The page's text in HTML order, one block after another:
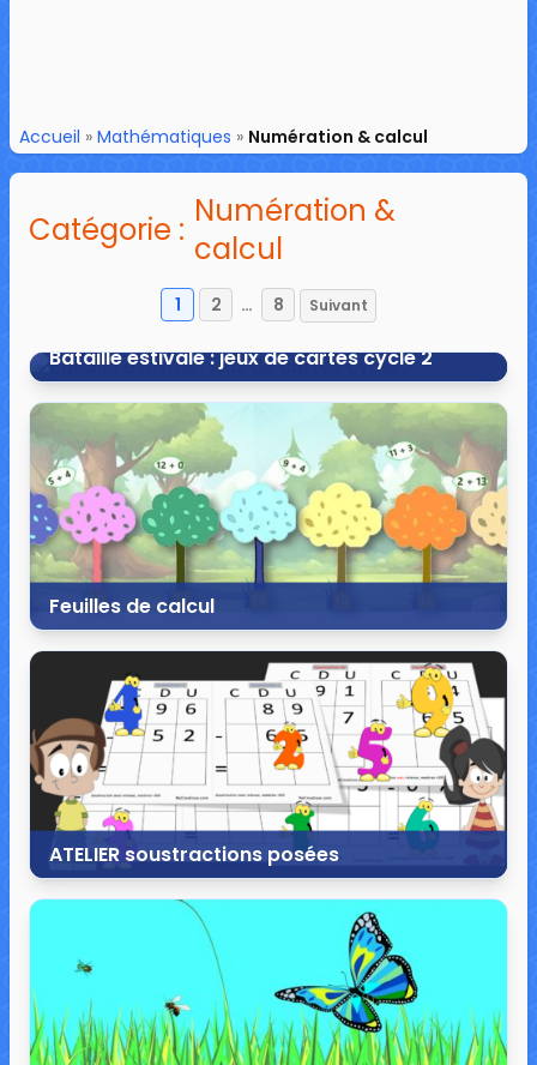
Accueil » Mathématiques » Numération & calcul
Catégorie : Numération &
calcul
Pagination
des
publications
1 2 … 8 Suivant
Bataille estivale : jeux de cartes cycle 2
29 avril 2026
0 commentaire
3 216 vues
Feuilles de calcul
8 juillet 2024
0 commentaire
9 149 vues
ATELIER soustractions posées
2 novembre 2022
0 commentaire